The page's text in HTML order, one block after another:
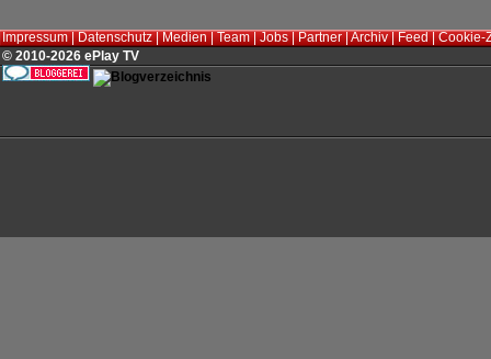
Impressum|Datenschutz|Medien|Team|Jobs|Partner|Archiv|Feed|Cookie-
© 2010-2026 ePlay TV